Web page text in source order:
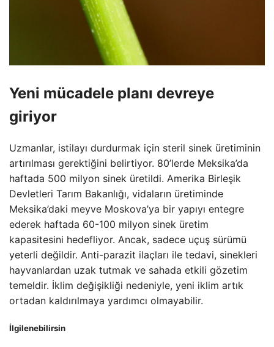
Yeni mücadele planı devreye
giriyor
Uzmanlar, istilayı durdurmak için steril sinek üretiminin
artırılması gerektiğini belirtiyor. 80’lerde Meksika’da
haftada 500 milyon sinek üretildi. Amerika Birleşik
Devletleri Tarım Bakanlığı, vidaların üretiminde
Meksika’daki meyve Moskova’ya bir yapıyı entegre
ederek haftada 60-100 milyon sinek üretim
kapasitesini hedefliyor. Ancak, sadece uçuş sürümü
yeterli değildir. Anti-parazit ilaçları ile tedavi, sinekleri
hayvanlardan uzak tutmak ve sahada etkili gözetim
temeldir. İklim değişikliği nedeniyle, yeni iklim artık
ortadan kaldırılmaya yardımcı olmayabilir.
İlgilenebilirsin